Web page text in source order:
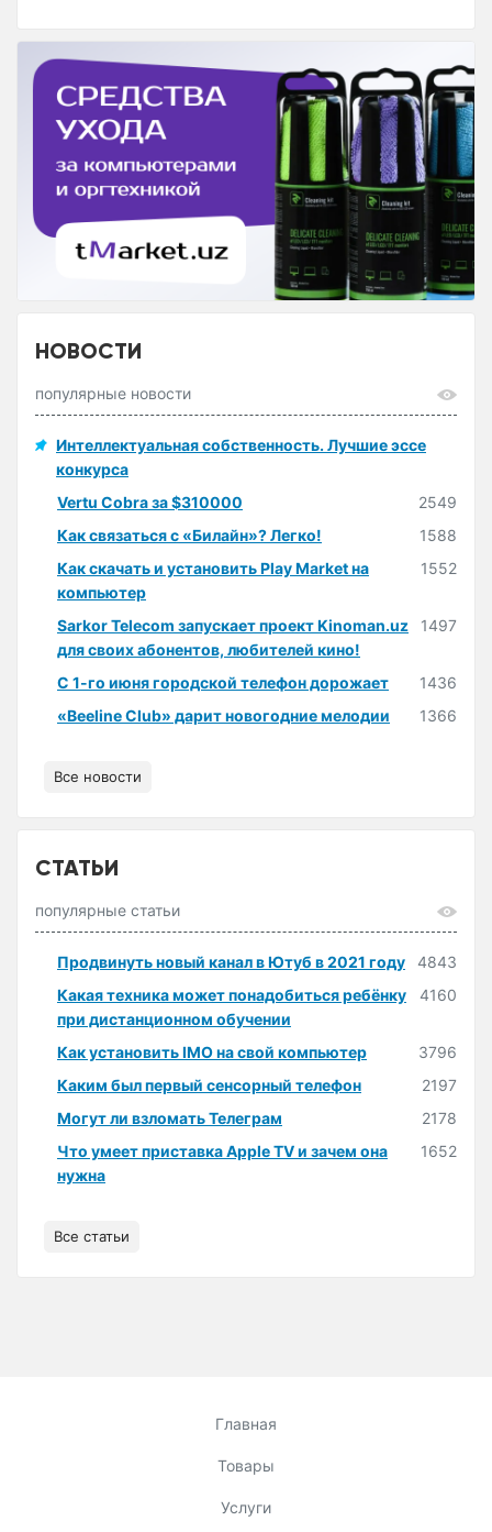
НОВОСТИ
популярные новости
Интеллектуальная собственность. Лучшие эссе
конкурса
Vertu Cobra за $310000
2549
Как связаться с «Билайн»? Легко!
1588
Как скачать и установить Play Market на
компьютер
1552
Sarkor Telecom запускает проект Kinoman.uz
для своих абонентов, любителей кино!
1497
С 1-го июня городской телефон дорожает
1436
«Beeline Club» дарит новогодние мелодии
1366
Все новости
СТАТЬИ
популярные статьи
Продвинуть новый канал в Ютуб в 2021 году
4843
Какая техника может понадобиться ребёнку
при дистанционном обучении
4160
Как установить IMO на свой компьютер
3796
Каким был первый сенсорный телефон
2197
Могут ли взломать Телеграм
2178
Что умеет приставка Apple TV и зачем она
нужна
1652
Все статьи
Главная
Товары
Услуги